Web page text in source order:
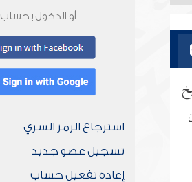
أو الدخول بحساب
استرجاع الرمز السري
تسجيل عضو جديد
إعادة تفعيل حساب